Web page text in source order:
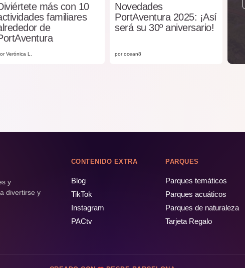
más con 10
familiares
de
Verónica L.
Novedades
PortAventura 2025: ¡Así
será su 30º aniversario!
por ocean8
y
divertirse y
CONTENIDO EXTRA
Blog
TikTok
Instagram
PACtv
PARQUES
Parques temáticos
Parques acuáticos
Parques de naturaleza
Tarjeta Regalo